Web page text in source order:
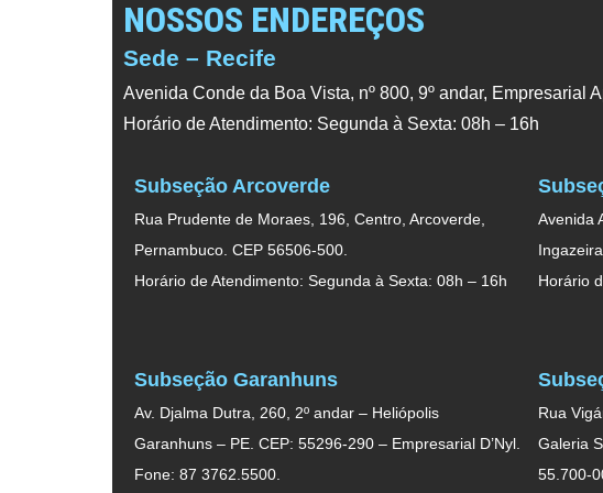
NOSSOS ENDEREÇOS
Sede – Recife
Avenida Conde da Boa Vista, nº 800, 9º andar,
Horário de Atendimento: Segunda à Sexta: 08h – 16h
Subseção Arcoverde
Rua Prudente de Moraes, 196, Centro, Arcoverde,
Pernambuco. CEP 56506-500.
Horário de Atendimento: Segunda à Sexta: 08h – 16h
Avenida
Horário
Subseção Garanhuns
Av. Djalma Dutra, 260, 2º andar – Heliópolis
Garanhuns – PE. CEP: 55296-290 – Empresarial D’Nyl.
Fone: 87 3762.5500.
Rua
Galeria
55.700-